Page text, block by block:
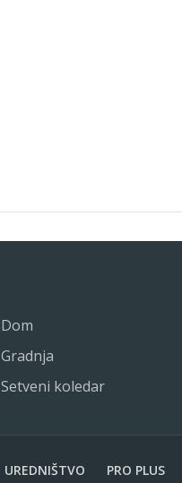
Dom
Gradnja
Setveni koledar
UREDNIŠTVO PRO PLUS